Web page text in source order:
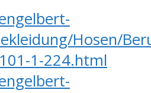
Hosen/
1-224.html